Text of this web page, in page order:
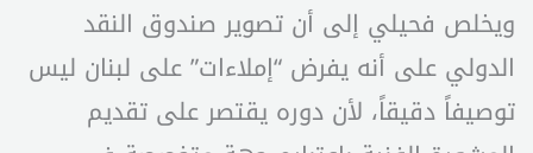
ويخلص فحيلي إلى أن تصوير صندوق النقد
الدولي على أنه يفرض “إملاءات” على لبنان ليس
توصيفاً دقيقاً، لأن دوره يقتصر على تقديم